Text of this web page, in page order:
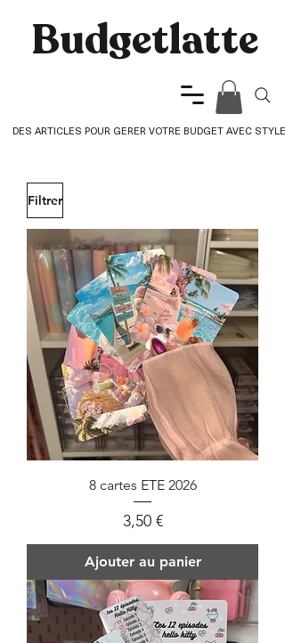
Budgetlatte​
DES ARTICLES POUR GERER VOTRE BUDGET AVEC STYLE
Filtrer
8 cartes ETE 2026
Prix
3,50 €
Ajouter au panier